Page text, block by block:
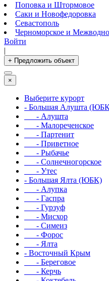
Поповка и Штормовое
Саки и Новофедоровка
Севастополь
Черноморское и
Войти
|
+ Предложить объект
×
Выберите курорт
- Большая Алушта
- Алушта
- Малореченское
- Партенит
- Приветное
- Рыбачье
- Солнечногорское
- Утес
- Большая Ялта (ЮБК)
- Алупка
- Гаспра
- Гурзуф
- Мисхор
- Симеиз
- Форос
- Ялта
- Восточный Крым
- Береговое
- Керчь